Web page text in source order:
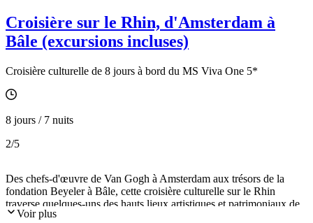
Croisière sur le Rhin, d'Amsterdam à
Bâle (excursions incluses)
Croisière culturelle de 8 jours à bord du MS Viva One 5*
8 jours / 7 nuits
2/5
Des chefs-d'œuvre de Van Gogh à Amsterdam aux trésors de la
fondation Beyeler à Bâle, cette croisière culturelle sur le Rhin
traverse quelques-uns des hauts lieux artistiques et patrimoniaux de
l'Europe. Musées d'exception, cités historiques et paysages inscrits
Voir plus